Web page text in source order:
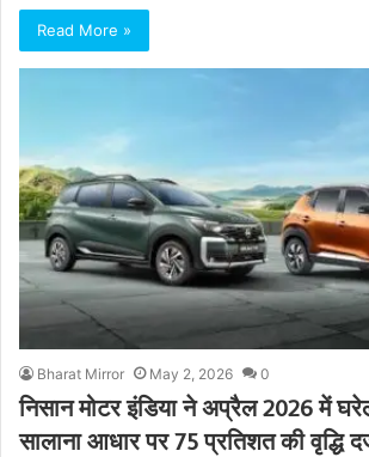
Read More »
Bharat Mirror May 2, 2026 0
निसान मोटर इंडिया ने अप्रैल 2026 में
सालाना आधार पर 75 प्रतिशत की वृद्धि